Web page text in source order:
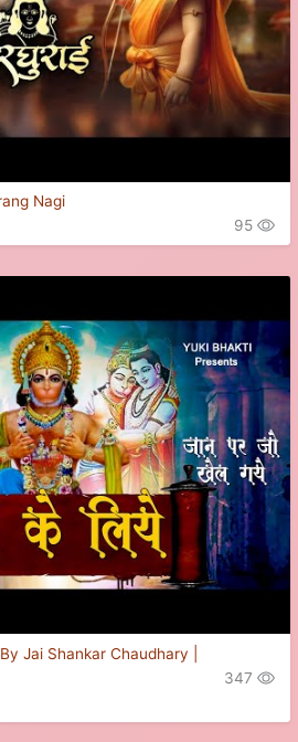
Nagi
95
Jai Shankar Chaudhary |
347